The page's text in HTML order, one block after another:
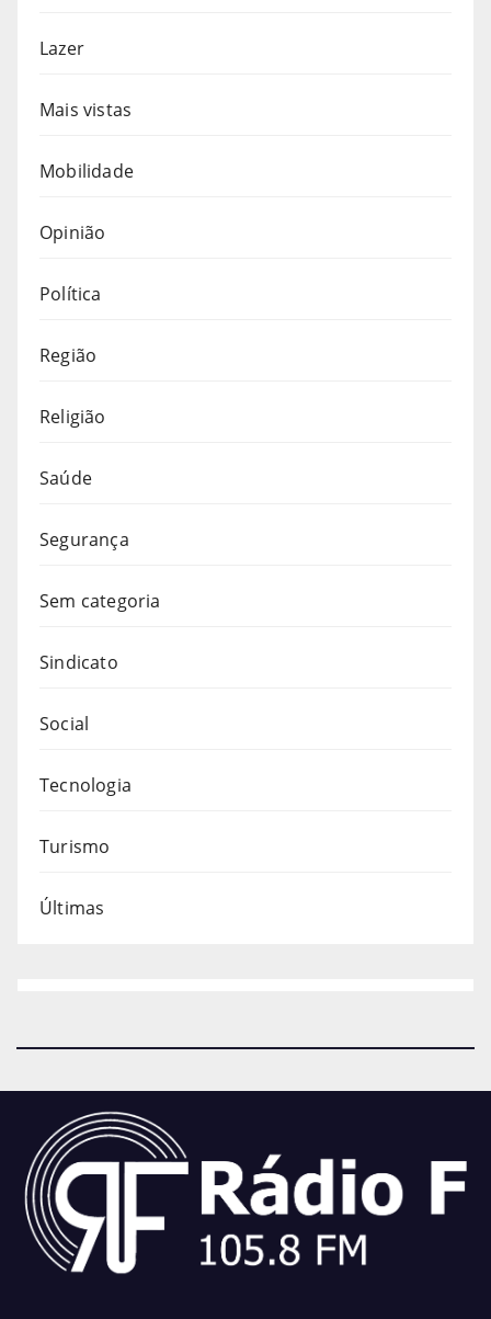
Lazer
Mais vistas
Mobilidade
Opinião
Política
Região
Religião
Saúde
Segurança
Sem categoria
Sindicato
Social
Tecnologia
Turismo
Últimas